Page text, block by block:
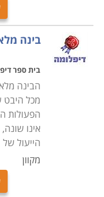
בינה
בית ספר
הבינה
מכל היבט
הפעולות
אינו
הייעול של
מקוון